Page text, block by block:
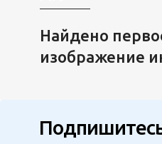
Найдено
изображение